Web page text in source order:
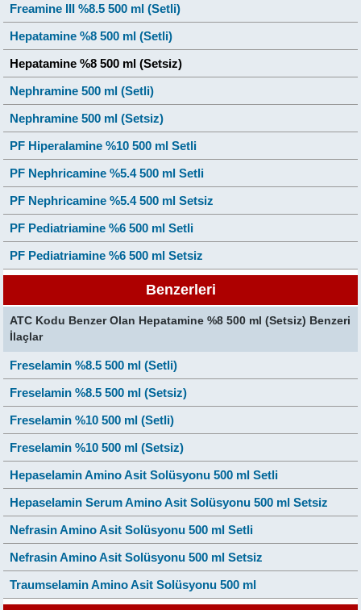
Freamine III %8.5 500 ml (Setli)
Hepatamine %8 500 ml (Setli)
Hepatamine %8 500 ml (Setsiz)
Nephramine 500 ml (Setli)
Nephramine 500 ml (Setsiz)
PF Hiperalamine %10 500 ml Setli
PF Nephricamine %5.4 500 ml Setli
PF Nephricamine %5.4 500 ml Setsiz
PF Pediatriamine %6 500 ml Setli
PF Pediatriamine %6 500 ml Setsiz
Benzerleri
ATC Kodu Benzer Olan Hepatamine %8 500 ml (Setsiz) Benzeri
İlaçlar
Freselamin %8.5 500 ml (Setli)
Freselamin %8.5 500 ml (Setsiz)
Freselamin %10 500 ml (Setli)
Freselamin %10 500 ml (Setsiz)
Hepaselamin Amino Asit Solüsyonu 500 ml Setli
Hepaselamin Serum Amino Asit Solüsyonu 500 ml Setsiz
Nefrasin Amino Asit Solüsyonu 500 ml Setli
Nefrasin Amino Asit Solüsyonu 500 ml Setsiz
Traumselamin Amino Asit Solüsyonu 500 ml